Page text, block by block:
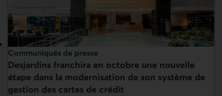
Sujet :
Communiqués de presse
En vedette :
Desjardins franchira en octobre une nouvelle
étape dans la modernisation de son système de
gestion des cartes de crédit